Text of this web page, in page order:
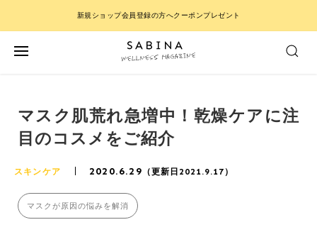
新規ショップ会員登録の方へクーポンプレゼント
マスク肌荒れ急増中！乾燥ケアに注
目のコスメをご紹介
スキンケア 2020.6.29 （更新日2021.9.17）
マスクが原因の悩みを解消